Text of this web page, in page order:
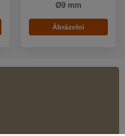
Ø9 mm
Ábrázolni